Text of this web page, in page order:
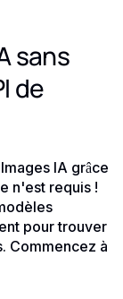
sans
de
IA grâce
n'est requis !
pour trouver
Commencez à